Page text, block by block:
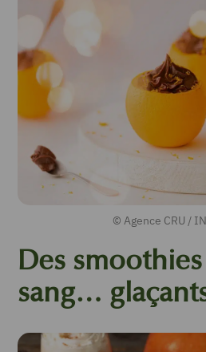
© Agence CRU /
Des
sang…